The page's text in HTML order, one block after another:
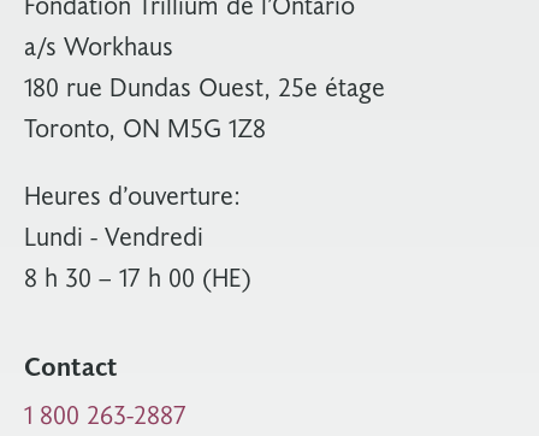
a/s Workhaus
180 rue Dundas Ouest, 25e étage
Toronto, ON M5G 1Z8
Heures d’ouverture:
Lundi - Vendredi
8 h 30 – 17 h 00 (HE)
Contact
1 800 263-2887